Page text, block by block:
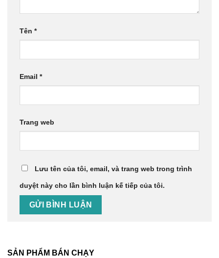
Tên *
Email *
Trang web
Lưu tên của tôi, email, và trang web trong trình
duyệt này cho lần bình luận kế tiếp của tôi.
SẢN PHẨM BÁN CHẠY